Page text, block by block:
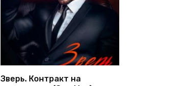
Зверь. Контракт на